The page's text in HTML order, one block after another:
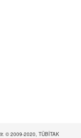
© 2009-2020, TÜBİTAK